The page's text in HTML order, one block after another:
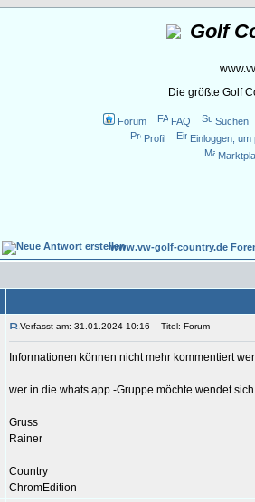
Golf
Die größte Golf
Forum FAQ
Suchen
Profil
Einloggen,
www.vw-golf-country.de
Verfasst am: 31.01.2024 10:16 Titel: Forum
Informationen können nicht mehr kommentiert
wer in die whats app -Gruppe möchte wendet
Gruss
Rainer
Country
ChromEdition